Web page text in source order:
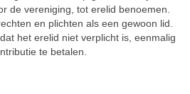
de vereniging, tot erelid benoemen.
en plichten als een gewoon lid.
het erelid niet verplicht is, eenmalig
te betalen.